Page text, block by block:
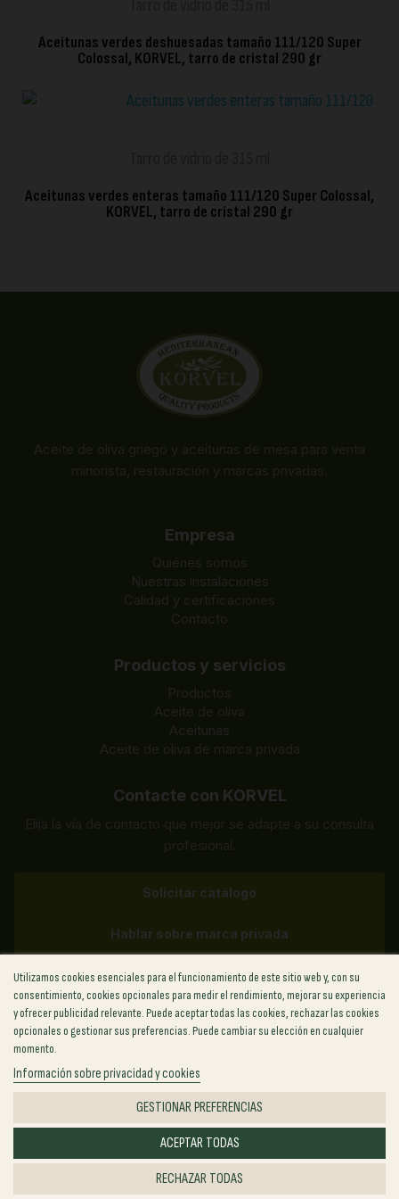
Aceitunas verdes deshuesadas tamaño 111/120 Super
Colossal, KORVEL, tarro de cristal 290 gr
VISTA RÁPIDA
Aceitunas verdes enteras tamaño 111/120 Super Colossal,
KORVEL, tarro de cristal 290 gr
Utilizamos cookies esenciales para el funcionamiento de este sitio web y, con su
consentimiento, cookies opcionales para medir el rendimiento, mejorar su experiencia
y ofrecer publicidad relevante. Puede aceptar todas las cookies, rechazar las cookies
opcionales o gestionar sus preferencias. Puede cambiar su elección en cualquier
momento.
Información sobre privacidad y cookies
GESTIONAR PREFERENCIAS
RECHAZAR TODAS
ACEPTAR TODAS
Empresa
Quiénes somos
Nuestras instalaciones
Calidad y certificaciones
Contacto
Productos y servicios
Productos
Aceite de oliva
Aceitunas
Aceite de oliva de marca privada
Contacte con KORVEL
Solicitar catálogo
Hablar sobre marca privada
✉sales@korvel-food.com
Grecia +30 (211) 198-8817
Reino Unido +44 (748) 881-8814
Polonia +48 (459) 569-286
© 2026 KORVEL. Todos los derechos reservados.